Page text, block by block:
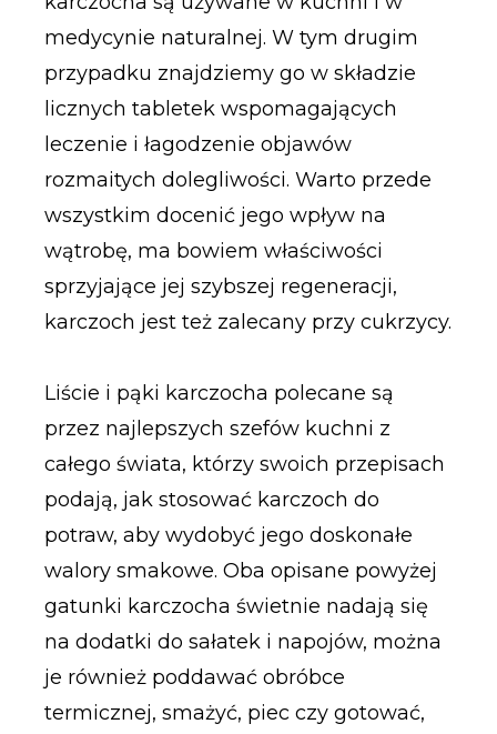
medycynie naturalnej. W tym drugim
przypadku znajdziemy go w składzie
licznych tabletek wspomagających
leczenie i łagodzenie objawów
rozmaitych dolegliwości. Warto przede
wszystkim docenić jego wpływ na
wątrobę, ma bowiem właściwości
sprzyjające jej szybszej regeneracji,
karczoch jest też zalecany przy cukrzycy.
Liście i pąki karczocha polecane są
przez najlepszych szefów kuchni z
całego świata, którzy swoich przepisach
podają, jak stosować karczoch do
potraw, aby wydobyć jego doskonałe
walory smakowe. Oba opisane powyżej
gatunki karczocha świetnie nadają się
na dodatki do sałatek i napojów, można
je również poddawać obróbce
termicznej, smażyć, piec czy gotować,